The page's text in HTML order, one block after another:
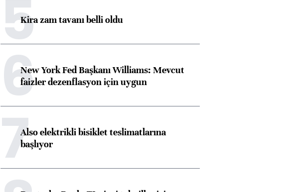
5Kira zam tavanı belli oldu
6New York Fed Başkanı Williams: Mevcut
faizler dezenflasyon için uygun
7Also elektrikli bisiklet teslimatlarına
başlıyor